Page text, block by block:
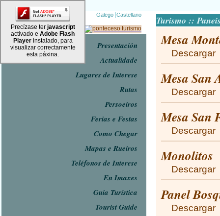
Precízase ter javascript
activado e Adobe Flash
Playerinstalado, para
visualizar correctamente
esta páxina.
Galego Castellano
Presentación
Actualidade
Lugares de Interese
Rutas
Persoeiros
Ferias e Festas
Como Chegar
Mapas e Rueiros
Teléfonos de Interese
En Imaxes
Guía Turística
Tourist Guide
Turismo ::
Mesa
Descargar
Mesa San
Descargar
Mesa San
Descargar
Monolitos
Descargar
Panel
Descargar